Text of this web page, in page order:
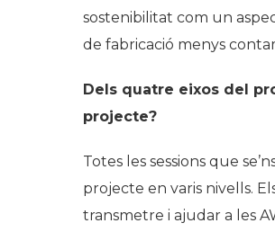
sostenibilitat com un
de fabricació menys
Dels quatre eixos del
projecte?
Totes les sessions que
projecte en varis nivells.
transmetre i ajudar a les